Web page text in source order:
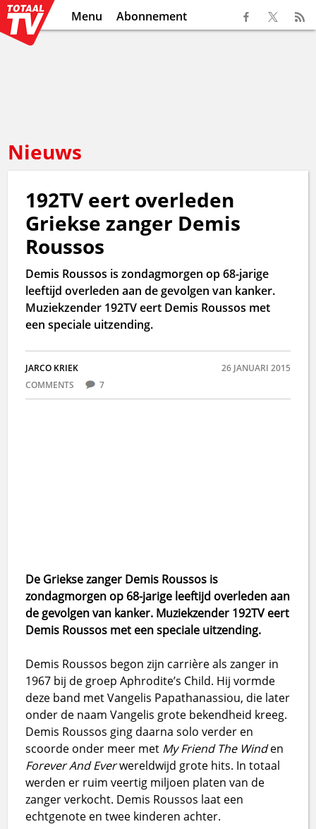
Menu Abonnement
Nieuws
192TV eert overleden
Griekse zanger Demis
Roussos
Demis Roussos is zondagmorgen op 68-jarige
leeftijd overleden aan de gevolgen van kanker.
Muziekzender 192TV eert Demis Roussos met
een speciale uitzending.
JARCO KRIEK
26 JANUARI 2015
COMMENTS
7
De Griekse zanger Demis Roussos is
zondagmorgen op 68-jarige leeftijd overledenaan
de gevolgen van kanker. Muziekzender 192TV eert
Demis Roussos met een speciale uitzending.
Demis Roussos begon zijn carrière als zanger in
1967 bij de groep Aphrodite’s Child. Hij vormde
deze band met Vangelis Papathanassiou, die later
onder de naam Vangelis grote bekendheid kreeg.
Demis Roussos ging daarna solo verder en
scoorde onder meer met My Friend The Winden
Forever And Everwereldwijd grote hits. In totaal
werden er ruim veertig miljoen platen van de
zanger verkocht. Demis Roussos laat een
echtgenote en twee kinderen achter.